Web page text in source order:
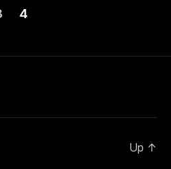
4
Up ↑